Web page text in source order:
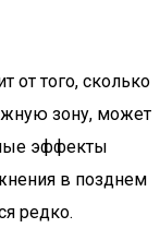
от того, сколько
зону, может
эффекты
в позднем
редко.